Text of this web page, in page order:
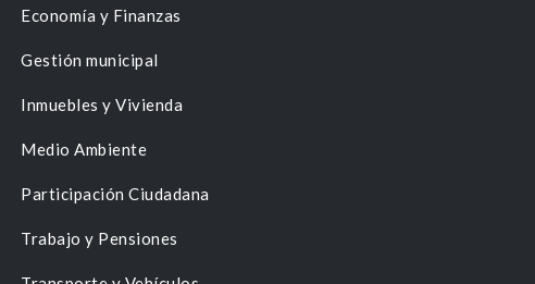
Economía y Finanzas
Gestión municipal
Inmuebles y Vivienda
Medio Ambiente
Participación Ciudadana
Trabajo y Pensiones